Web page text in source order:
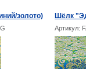
золото) Шёлк
Артикул: